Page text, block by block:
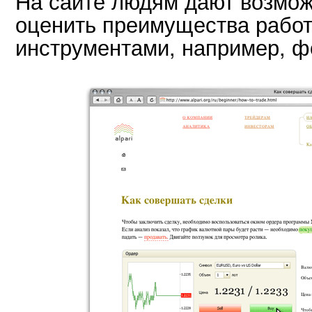
оценить преимущества
инструментами, например,